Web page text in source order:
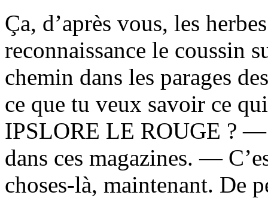
Ça, d’après vous, les
reconnaissance le coussin
chemin dans les parages
ce que tu veux savoir ce
IPSLORE LE ROUGE ? —
dans ces magazines. —
choses-là, maintenant. De